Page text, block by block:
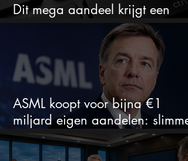
Dit mega aandeel krijgt een
zeldzaam verkoopadvies
ASML koopt voor bijna €1
miljard eigen aandelen: slimme
zet of dure timing?